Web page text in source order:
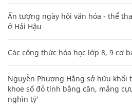
Ấn tượng ngày hội văn hóa - thể
ở Hải Hậu
Các công thức hóa học lớp 8, 9 cơ
Nguyễn Phương Hằng sở hữu
khoe sổ đỏ tính bằng cân, mắng
nghìn tỷ'